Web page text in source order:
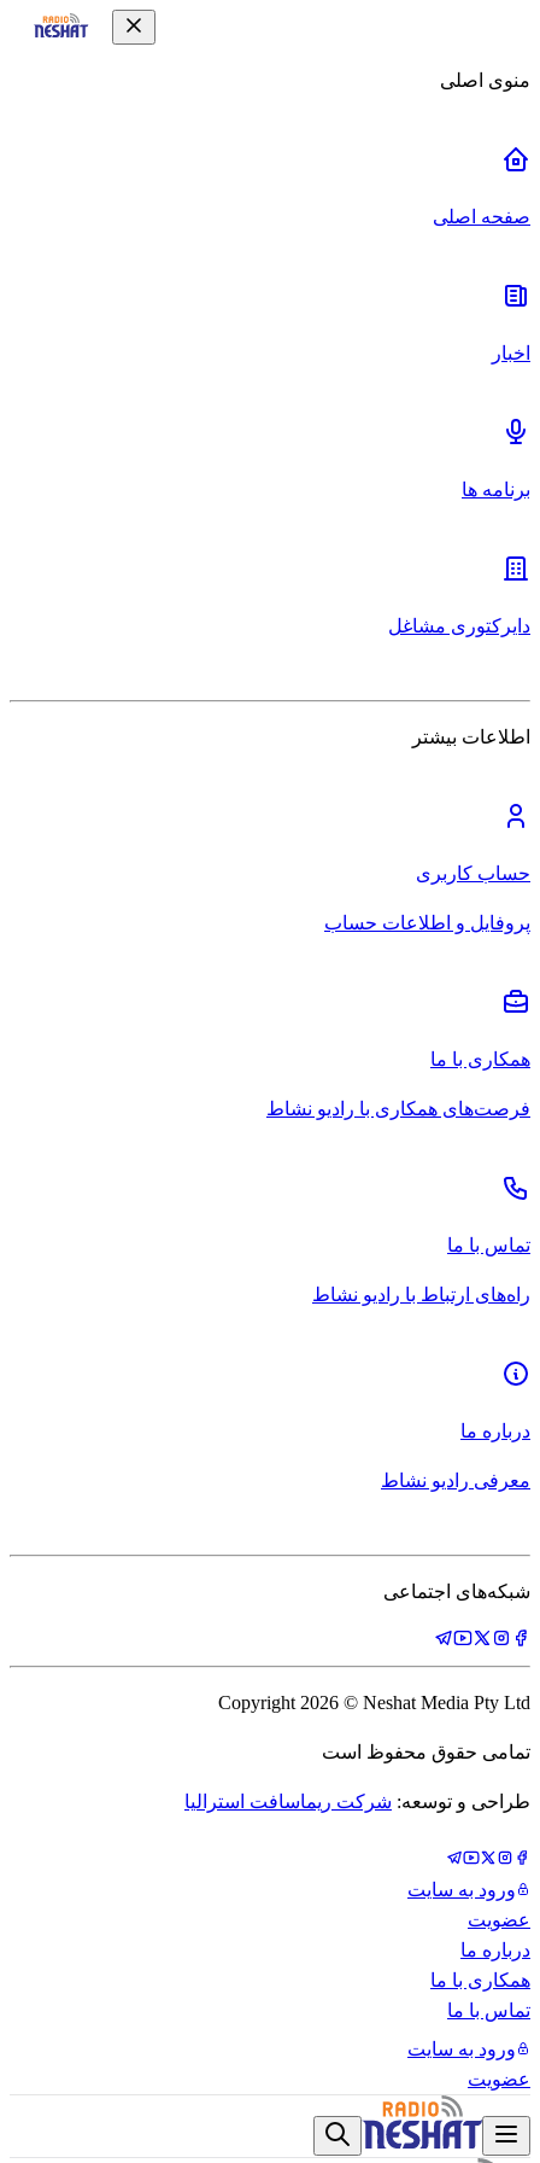
منوی اصلی
صفحه اصلی
اخبار
برنامه ها
دایرکتوری مشاغل
اطلاعات بیشتر
حساب کاربری
پروفایل و اطلاعات حساب
همکاری با ما
فرصت‌های همکاری با رادیو نشاط
تماس با ما
راه‌های ارتباط با رادیو نشاط
درباره ما
معرفی رادیو نشاط
شبکه‌های اجتماعی
Copyright 2026 © Neshat Media Pty Ltd
تمامی حقوق محفوظ است
طراحی و توسعه: شرکت ریماسافت استرالیا
ورود به سایت
عضویت
درباره ما
همکاری با ما
تماس با ما
ورود به سایت
عضویت